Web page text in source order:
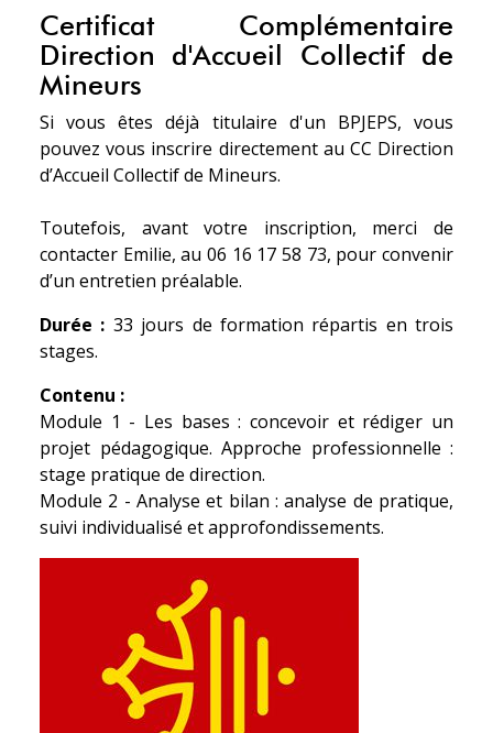
Certificat Complémentaire
Direction d'Accueil Collectif de
Mineurs
Si vous êtes déjà titulaire d'un BPJEPS, vous
pouvez vous inscrire directement au CC Direction
d’Accueil Collectif de Mineurs.
Toutefois, avant votre inscription, merci de
contacter Emilie, au 06 16 17 58 73, pour convenir
d’un entretien préalable.
Durée : 33 jours de formation répartis en trois
stages.
Contenu :
Module 1 - Les bases : concevoir et rédiger un
projet pédagogique. Approche professionnelle :
stage pratique de direction.
Module 2 - Analyse et bilan : analyse de pratique,
suivi individualisé et approfondissements.